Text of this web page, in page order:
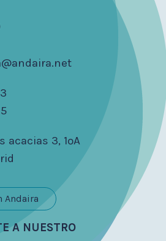
acacias 3, 1ºA
Andaira
A NUESTRO